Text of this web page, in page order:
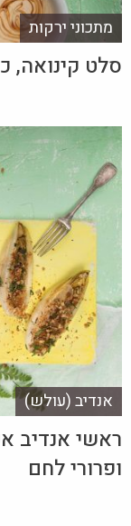
מתכוני ירקות
סלט קינואה,
אנדיב (עולש)
ראשי אנדיב
ופרורי לחם